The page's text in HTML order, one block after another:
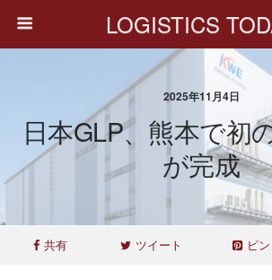
LOGISTICS
2025年11月4日
日本GLP、熊本で初
が完成
共有 ツイート ピン